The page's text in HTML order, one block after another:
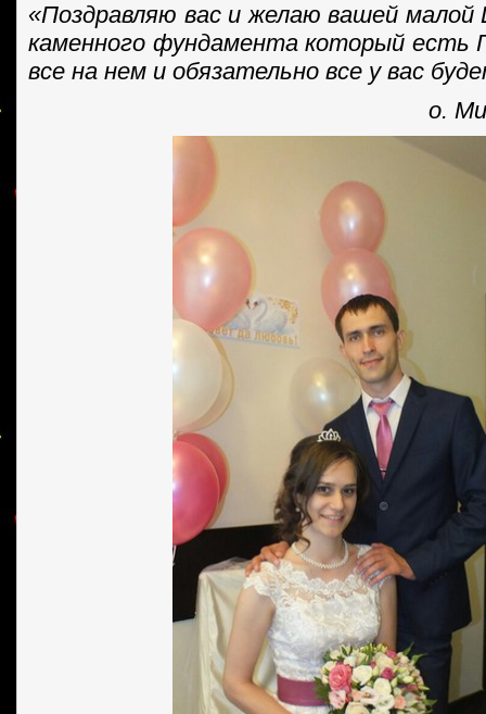
«Поздравляю вас и желаю вашей малой
каменного фундамента который есть
все на нем и обязательно все у вас
о.